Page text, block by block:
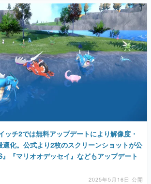
ッチ2では無料アップデートにより解像度・
適化。公式より2枚のスクリーンショットが公
『マリオオデッセイ』などもアップデート
2025年5月16日 公開